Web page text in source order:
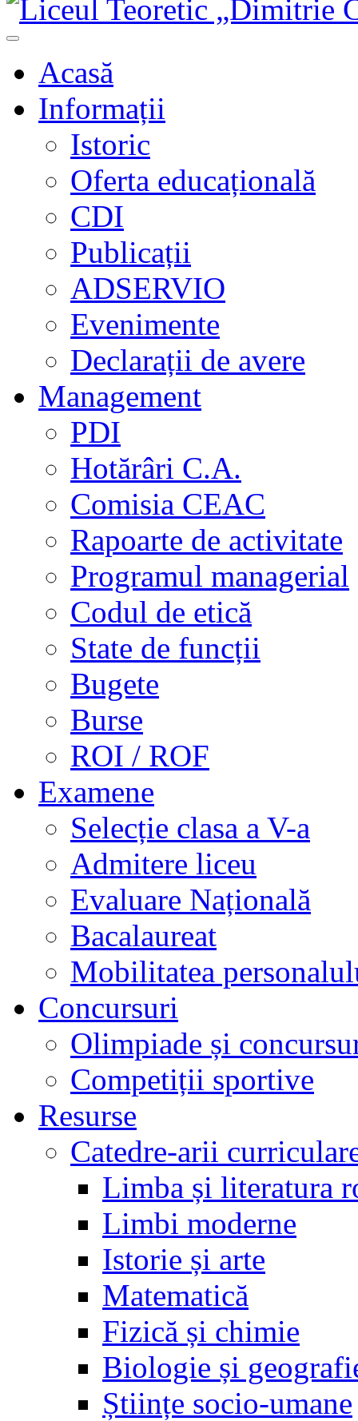
Acasă
Informații
Istoric
Oferta educațională
CDI
Publicații
ADSERVIO
Evenimente
Declarații de avere
Management
PDI
Hotărâri C.A.
Comisia CEAC
Rapoarte de activitate
Programul managerial
Codul de etică
State de funcții
Bugete
Burse
ROI / ROF
Examene
Selecție clasa a V-a
Admitere liceu
Evaluare Națională
Bacalaureat
Mobilitatea
Concursuri
Olimpiade și
Competiții sportive
Resurse
Catedre-arii
Limba și literatura
Limbi moderne
Istorie și arte
Matematică
Fizică și chimie
Biologie și
Științe socio-umane